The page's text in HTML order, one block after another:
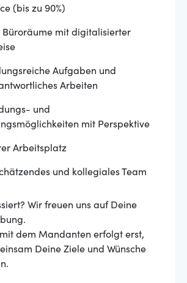
(bis zu 90%)
Büroräume mit digitalisierter
Aufgaben und
Arbeiten
und
mit Perspektive
Arbeitsplatz
und kollegiales Team
Wir freuen uns auf Deine
dem Mandanten erfolgt erst,
Deine Ziele und Wünsche